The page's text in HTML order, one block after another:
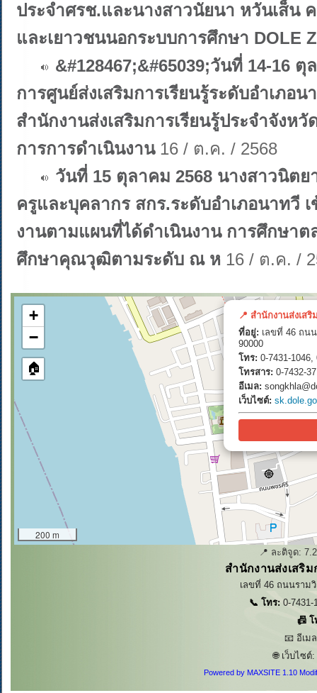
ประจำศรช.และนางสาวนัยนา หวันเส็น
และเยาวชนนอกระบบการศึกษา DOLE
&#128467;&#65039;วันที่ 14-16
การศูนย์ส่งเสริมการเรียนรู้ระดับอำเภอ
สำนักงานส่งเสริมการเรียนรู้ประจำจังห
การการดำเนินงาน16 / ต.ค. / 2568
วันที่ 15 ตุลาคม 2568 นางสาวนิต
ครูและบุคลากร สกร.ระดับอำเภอนาทวี
งานตามแผนที่ได้ดำเนินงาน การศึกษา
ศึกษาคุณวุฒิตามระดับ ณ ห 16 / ต.ค. /
📍 สำนักงานส่งเส
ที่อยู่: เลขที่ 46 ถน
90000
โทร: 0-7431-1046,
โทรสาร: 0-7432-
อีเมล:
เว็บไซต์:
+
−
🏠
200 m
📍 ละติจูด:
สำนักงานส่งเสริ
เลขที่ 46 ถนนราม
📞 โทร:0-7431-
📠 โ
📧 อีเม
🌐 เว็บไซต์:
Powered by MAXSITE 1.10